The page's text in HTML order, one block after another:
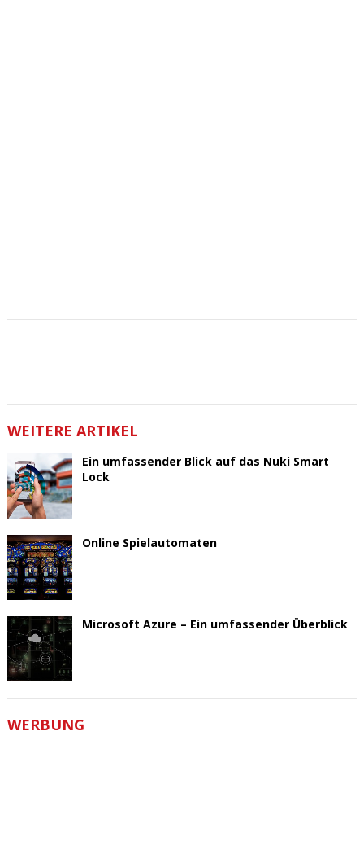
WEITERE ARTIKEL
Ein umfassender Blick auf das Nuki Smart
Lock
Online Spielautomaten
Microsoft Azure – Ein umfassender Überblick
WERBUNG